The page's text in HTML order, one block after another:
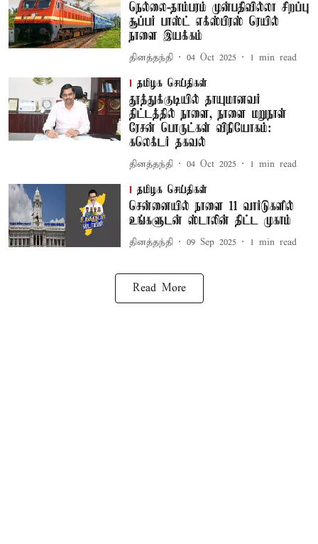
நெல்லை-தாம்பரம் முன்பதிவில்லா சிறப்பு
சூப்பர் பாஸ்ட் எக்ஸ்பிரஸ் ரெயில்
நாளை இயக்கம்
தினத்தந்தி 04 Oct 2025 1 min read
தமிழக செய்திகள்
தூத்துக்குடியில் தாயுமானவர்
திட்டத்தில் நாளை, நாளை மறுநாள்
ரேசன் பொருட்கள் விநியோகம்:
கலெக்டர் தகவல்
தினத்தந்தி 04 Oct 2025 1 min read
தமிழக செய்திகள்
சென்னையில் நாளை 11 வார்டுகளில்
உங்களுடன் ஸ்டாலின் திட்ட முகாம்
தினத்தந்தி 09 Sep 2025 1 min read
Read More